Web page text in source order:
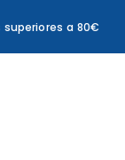
a 80€